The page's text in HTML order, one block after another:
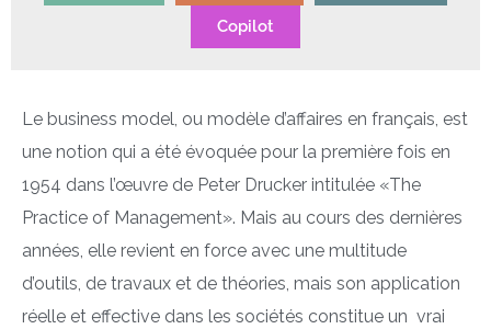
Copilot
Le business model, ou modèle d’affaires en français, est
une notion qui a été évoquée pour la première fois en
1954 dans l’œuvre de Peter Drucker intitulée «The
Practice of Management». Mais au cours des dernières
années, elle revient en force avec une multitude
d’outils, de travaux et de théories, mais son application
réelle et effective dans les sociétés constitue un vrai